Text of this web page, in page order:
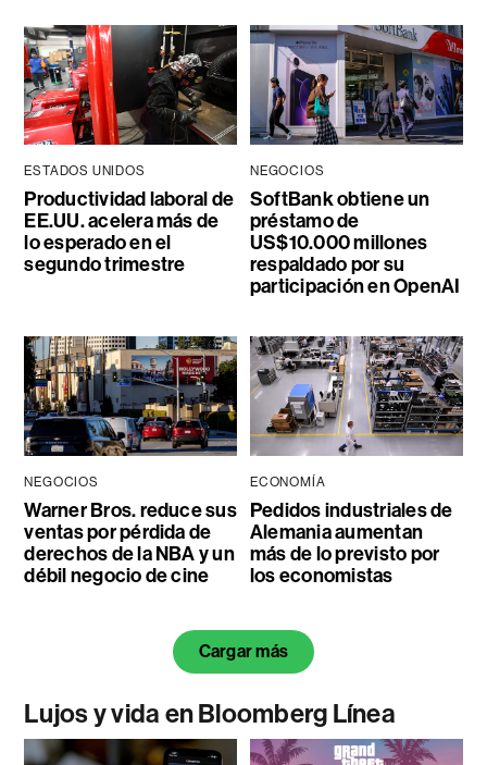
ESTADOS UNIDOS
Productividad laboral de
EE.UU. acelera más de
lo esperado en el
segundo trimestre
NEGOCIOS
SoftBank obtiene un
préstamo de
US$10.000 millones
respaldado por su
participación en OpenAI
NEGOCIOS
Warner Bros. reduce sus
ventas por pérdida de
derechos de la NBA y un
débil negocio de cine
ECONOMÍA
Pedidos industriales de
Alemania aumentan
más de lo previsto por
los economistas
Cargar más
Lujos y vida en Bloomberg Línea